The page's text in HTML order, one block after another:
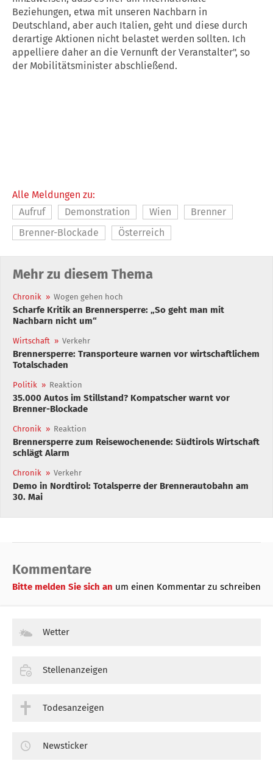
Beziehungen, etwa mit unseren Nachbarn in
Deutschland, aber auch Italien, geht und diese durch
derartige Aktionen nicht belastet werden sollten. Ich
appelliere daher an die Vernunft der Veranstalter", so
der Mobilitätsminister abschließend.
Alle Meldungen zu:
Aufruf
Demonstration Wien
Brenner
Brenner-Blockade
Österreich
Mehr zu diesem Thema
Chronik » Wogen gehen hoch
Scharfe Kritik an Brennersperre: „So geht man mit
Nachbarn nicht um“
Wirtschaft » Verkehr
Brennersperre: Transporteure warnen vor wirtschaftlichem
Totalschaden
Politik » Reaktion
35.000 Autos im Stillstand? Kompatscher warnt vor
Brenner-Blockade
Chronik » Reaktion
Brennersperre zum Reisewochenende: Südtirols Wirtschaft
schlägt Alarm
Chronik » Verkehr
Demo in Nordtirol: Totalsperre der Brennerautobahn am
30. Mai
Kommentare
Bitte melden Sie sich an um einen Kommentar zu schreiben
Wetter
Stellenanzeigen
Todesanzeigen
Newsticker